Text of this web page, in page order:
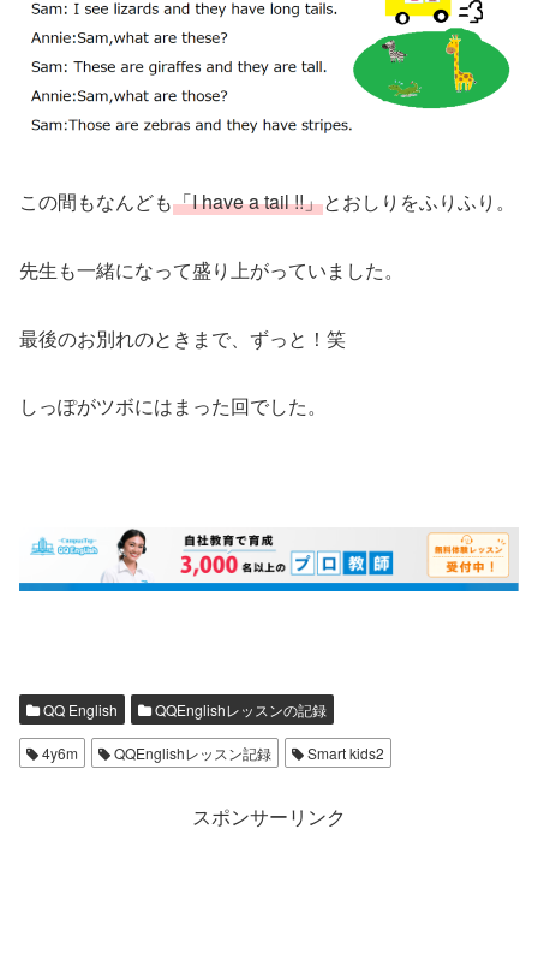
この間もなんども「I have a tail !!」とおしりをふりふり。
先生も一緒になって盛り上がっていました。
最後のお別れのときまで、ずっと！笑
しっぽがツボにはまった回でした。
QQ English QQEnglishレッスンの記録
4y6m QQEnglishレッスン記録 Smart kids2
スポンサーリンク